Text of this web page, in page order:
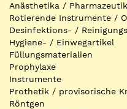
Anästhetika /
Rotierende Instrumente /
Desinfektions- /
Hygiene- / Einwegartikel
Füllungsmaterialien
Prophylaxe
Instrumente
Prothetik / provisorische
Röntgen